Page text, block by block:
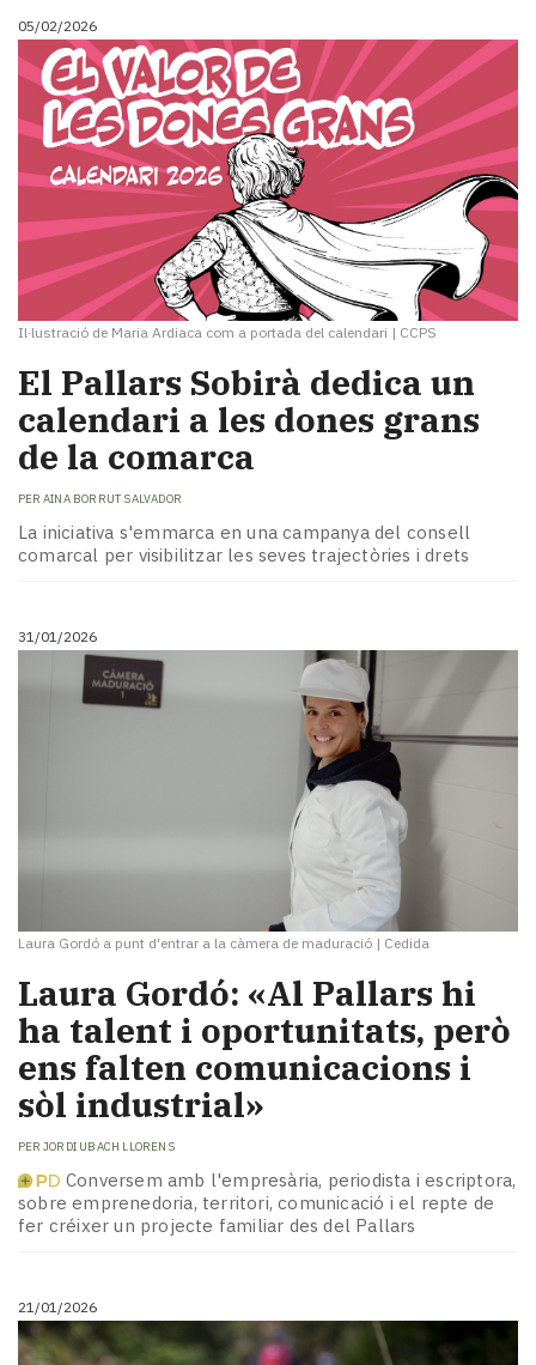
05/02/2026
Il·lustració de Maria Ardiaca com a portada del calendari | CCPS
El Pallars Sobirà dedica un
calendari a les dones grans
de la comarca
PER AINA BORRUT SALVADOR
La iniciativa s'emmarca en una campanya del consell
comarcal per visibilitzar les seves trajectòries i drets
31/01/2026
Laura Gordó a punt d'entrar a la càmera de maduració | Cedida
Laura Gordó: «Al Pallars hi
ha talent i oportunitats, però
ens falten comunicacions i
sòl industrial»
PER JORDI UBACH LLORENS
Conversem amb l'empresària, periodista i escriptora,
sobre emprenedoria, territori, comunicació i el repte de
fer créixer un projecte familiar des del Pallars
21/01/2026